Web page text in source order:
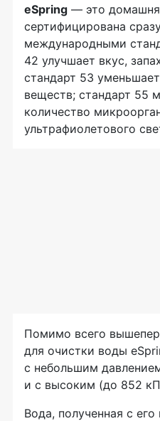
eSpring — это
сертифицирована
международными
42 улучшает вкус,
стандарт 53
веществ; стандарт 55
количество
ультрафиолетового
Помимо всего
для очистки воды
с небольшим
и с высоким (до 852
Вода, полученная с